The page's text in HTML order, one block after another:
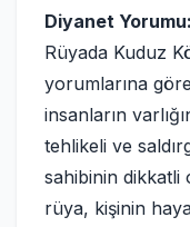
Diyanet Yorumu:
Rüyada Kuduz
yorumlarına
insanların
tehlikeli ve
sahibinin dikkatli
rüya, kişinin